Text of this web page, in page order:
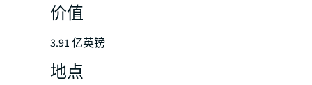
价值
3.91 亿英镑
地点